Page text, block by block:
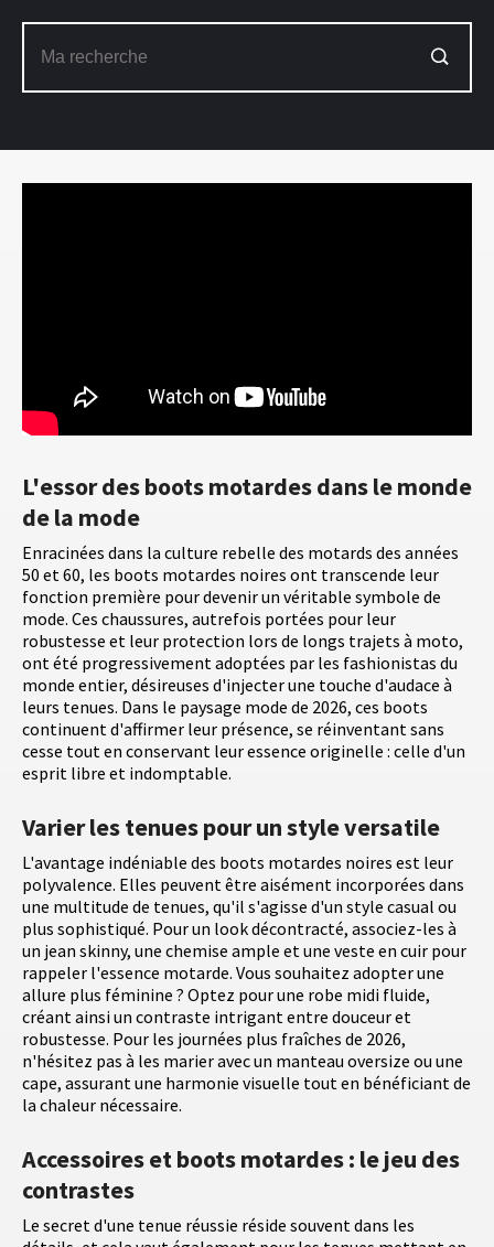
L'essor des boots motardes dans le monde
de la mode
Enracinées dans la culture rebelle des motards des années
50 et 60, les boots motardes noires ont transcende leur
fonction première pour devenir un véritable symbole de
mode. Ces chaussures, autrefois portées pour leur
robustesse et leur protection lors de longs trajets à moto,
ont été progressivement adoptées par les fashionistas du
monde entier, désireuses d'injecter une touche d'audace à
leurs tenues. Dans le paysage mode de 2026, ces boots
continuent d'affirmer leur présence, se réinventant sans
cesse tout en conservant leur essence originelle : celle d'un
esprit libre et indomptable.
Varier les tenues pour un style versatile
L'avantage indéniable des boots motardes noires est leur
polyvalence. Elles peuvent être aisément incorporées dans
une multitude de tenues, qu'il s'agisse d'un style casual ou
plus sophistiqué. Pour un look décontracté, associez-les à
un jean skinny, une chemise ample et une veste en cuir pour
rappeler l'essence motarde. Vous souhaitez adopter une
allure plus féminine ? Optez pour une robe midi fluide,
créant ainsi un contraste intrigant entre douceur et
robustesse. Pour les journées plus fraîches de 2026,
n'hésitez pas à les marier avec un manteau oversize ou une
cape, assurant une harmonie visuelle tout en bénéficiant de
la chaleur nécessaire.
Accessoires et boots motardes : le jeu des
contrastes
Le secret d'une tenue réussie réside souvent dans les